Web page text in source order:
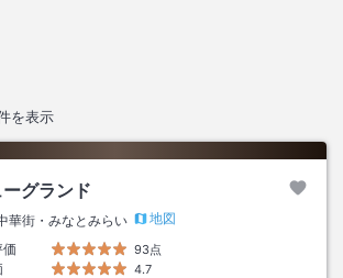
を表示
グランド
華街・みなとみらい
地図
93点
4.7